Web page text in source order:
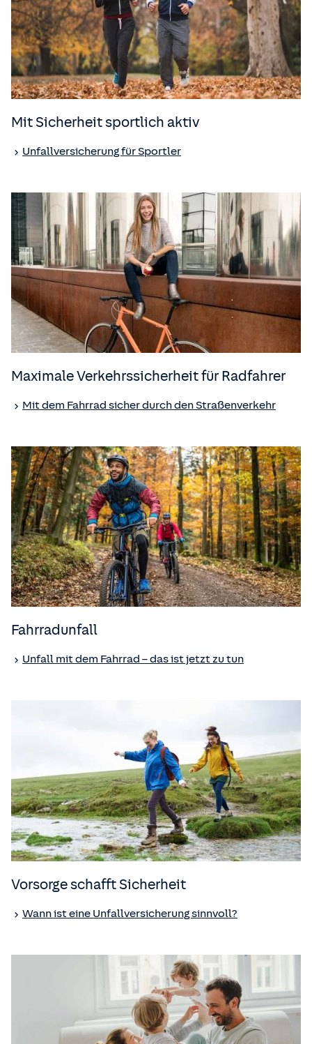
Mit Sicherheit sportlich aktiv
Unfall­versicherung für Sportler
Maximale Verkehrssicherheit für Radfahrer
Mit dem Fahrrad sicher durch den Straßenverkehr
Fahrradunfall
Unfall mit dem Fahrrad – das ist jetzt zu tun
Vorsorge schafft Sicherheit
Wann ist eine Unfall­versicherung sinnvoll?